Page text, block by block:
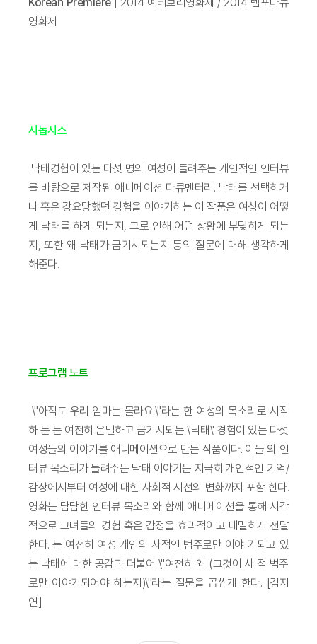
영화제
시놉시스
낙태경험이 있는 다섯 명의 여성이 들려주는 개인적인 인터뷰
를 바탕으로 제작된 애니메이션 다큐멘터리. 낙태를 선택하거
나 혹은 강요당했던 경험을 이야기하는 이 작품은 여성이 어떻
게 낙태를 하게 되는지, 그로 인해 어떤 상황에 부딪히게 되는
지, 또한 왜 낙태가 금기시되는지 등의 질문에 대해 생각하게
해준다.
프로그램 노트
\"아직도 우리 엄마는 몰라요.\"라는 한 여성의 목소리로 시작
하 는 는 여전히 은밀하고 금기시되는 \'낙태\' 경험이 있는 다섯
여성들의 이야기를 애니메이션으로 만든 작품이다. 이들 의 인
터뷰 목소리가 들려주는 낙태 이야기는 지극히 개인적인 기억/
감상에서부터 여성에 대한 사회적 시선의 변화까지 포함 한다.
영화는 담담한 인터뷰 목소리와 함께 애니메이션을 통해 시각
적으로 그녀들의 경험 혹은 감정을 효과적이고 내밀하게 전달
한다. 는 여전히 여성 개인의 사적인 범주로만 이야 기되고 있
는 낙태에 대한 공감과 더불어 \"여전히 왜 (그것이 사 적 범주
로만 이야기되어야 하는지)\"라는 질문을 곱씹게 한다. [김지
연]